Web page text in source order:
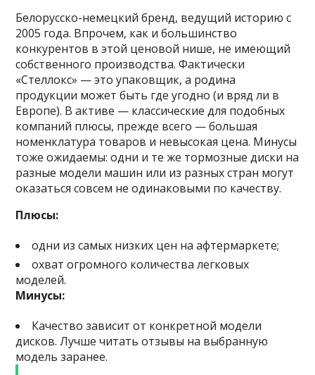
Белорусско-немецкий бренд, ведущий историю с
2005 года. Впрочем, как и большинство
конкурентов в этой ценовой нише, не имеющий
собственного производства. Фактически
«Стеллокс» — это упаковщик, а родина
продукции может быть где угодно (и вряд ли в
Европе). В активе — классические для подобных
компаний плюсы, прежде всего — большая
номенклатура товаров и невысокая цена. Минусы
тоже ожидаемы: одни и те же тормозные диски на
разные модели машин или из разных стран могут
оказаться совсем не одинаковыми по качеству.
Плюсы:
одни из самых низких цен на афтермаркете;
охват огромного количества легковых
моделей.
Минусы:
Качество зависит от конкретной модели
дисков. Лучше читать отзывы на выбранную
модель заранее.